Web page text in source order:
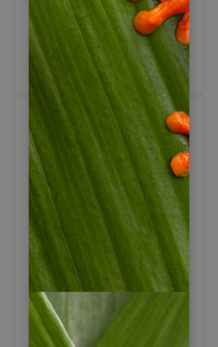
Fahrzeit: 155 km / ca. 5 Stunden
1 x Casa Belle Époque,
Standardzimmer
Inklusive Frühstück
Von Honda in die
Kaffeezone – Über
den Alto de Letras
nach Manizales
Heute fahren Sie weiter in die
kolumbianische Kaffeezone. Die
Route führt Sie über den Alto de
Letras, einen der höchsten
befahrbaren Pässe des Landes. Auf
rund 3.500 Metern Höhe
überqueren Sie die Zentralkordillere;
die Passstraße erstreckt sich über
etwa 80 Kilometer und verbindet
Tiefland und Hochland.
Anschließend geht es bergab in die